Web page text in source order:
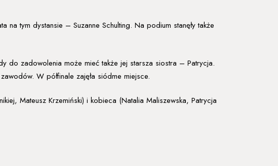
na tym dystansie – Suzanne Schulting. Na podium stanęły także
do zadowolenia może mieć także jej starsza siostra – Patrycja.
W półfinale zajęła siódme miejsce.
Mateusz Krzemiński) i kobieca (Natalia Maliszewska, Patrycja